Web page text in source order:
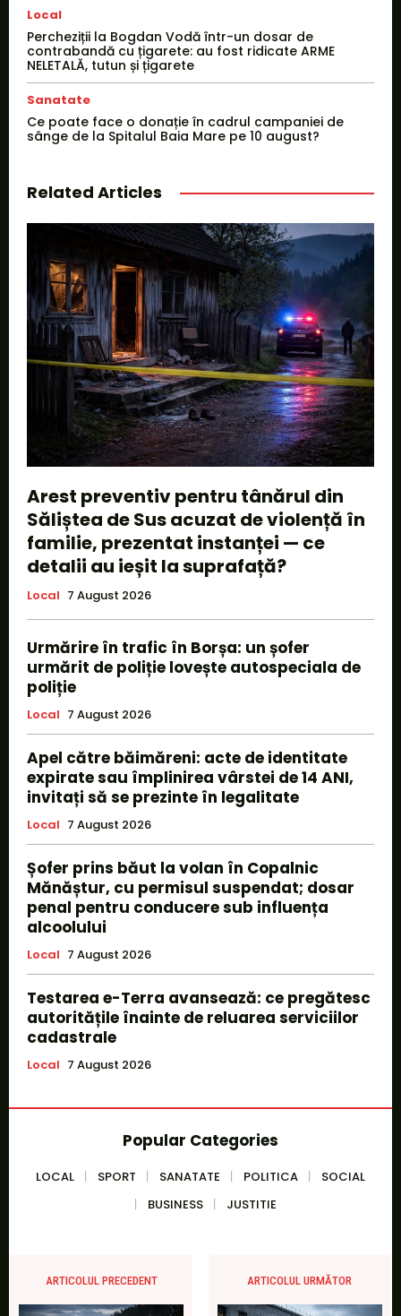
Local
Percheziții la Bogdan Vodă într-un dosar de
contrabandă cu țigarete: au fost ridicate ARME
NELETALĂ, tutun și țigarete
Sanatate
Ce poate face o donație în cadrul campaniei de
sânge de la Spitalul Baia Mare pe 10 august?
Related Articles
Arest preventiv pentru tânărul din
Săliștea de Sus acuzat de violență în
familie, prezentat instanței — ce
detalii au ieșit la suprafață?
Local 7 August 2026
Urmărire în trafic în Borșa: un șofer
urmărit de poliție lovește autospeciala de
poliție
Local 7 August 2026
Apel către băimăreni: acte de identitate
expirate sau împlinirea vârstei de 14 ANI,
invitați să se prezinte în legalitate
Local 7 August 2026
Șofer prins băut la volan în Copalnic
Mănăștur, cu permisul suspendat; dosar
penal pentru conducere sub influența
alcoolului
Local 7 August 2026
Testarea e-Terra avansează: ce pregătesc
autoritățile înainte de reluarea serviciilor
cadastrale
Local 7 August 2026
Popular Categories
LOCAL SPORT SANATATE POLITICA
SOCIAL
BUSINESS
JUSTITIE
ARTICOLUL PRECEDENT ARTICOLUL URMĂTOR